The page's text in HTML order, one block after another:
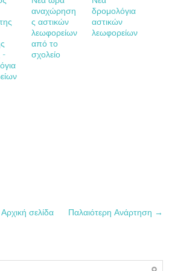
-
αναχώρηση
ς αστικών
λεωφορείων
από το
σχολείο
δρομολόγια
αστικών
λεωφορείων
Παλαιότερη Ανάρτηση →
Αρχική σελίδα